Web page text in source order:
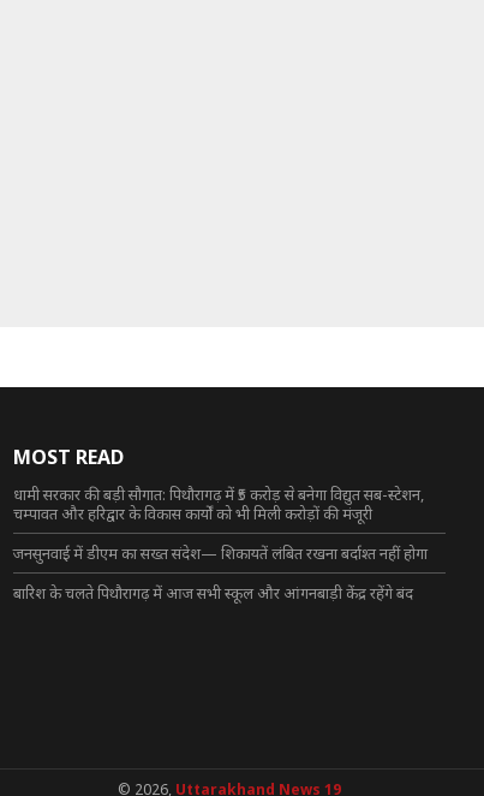
MOST READ
धामी सरकार की बड़ी सौगात: पिथौरागढ़ में ₹5 करोड़ से बनेगा विद्युत सब-स्टेशन,
चम्पावत और हरिद्वार के विकास कार्यों को भी मिली करोड़ों की मंजूरी
जनसुनवाई में डीएम का सख्त संदेश— शिकायतें लंबित रखना बर्दाश्त नहीं होगा
बारिश के चलते पिथौरागढ़ में आज सभी स्कूल और आंगनबाड़ी केंद्र रहेंगे बंद
© 2026, Uttarakhand News 19